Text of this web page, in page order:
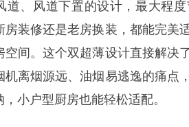
道、风道下置的设计，最大程
房装修还是老房换装，都能完美
空间。这个双超薄设计直接解决
机离烟源远、油烟易逃逸的痛点
小户型厨房也能轻松适配。